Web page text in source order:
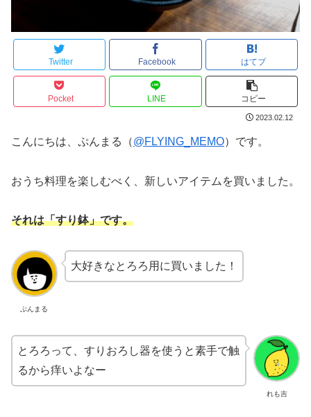
Twitter Facebook はてブ
Pocket LINE コピー
2023.02.12
こんにちは、ぷんまる（@FLYING_MEMO）です。
おうち料理を楽しむべく、新しいアイテムを買いました。
それは「すり鉢」です。
ぷんまる
大好きなとろろ用に買いました！
れも吉
とろろって、すりおろし器を使うと素手で触
るから痒いよなー